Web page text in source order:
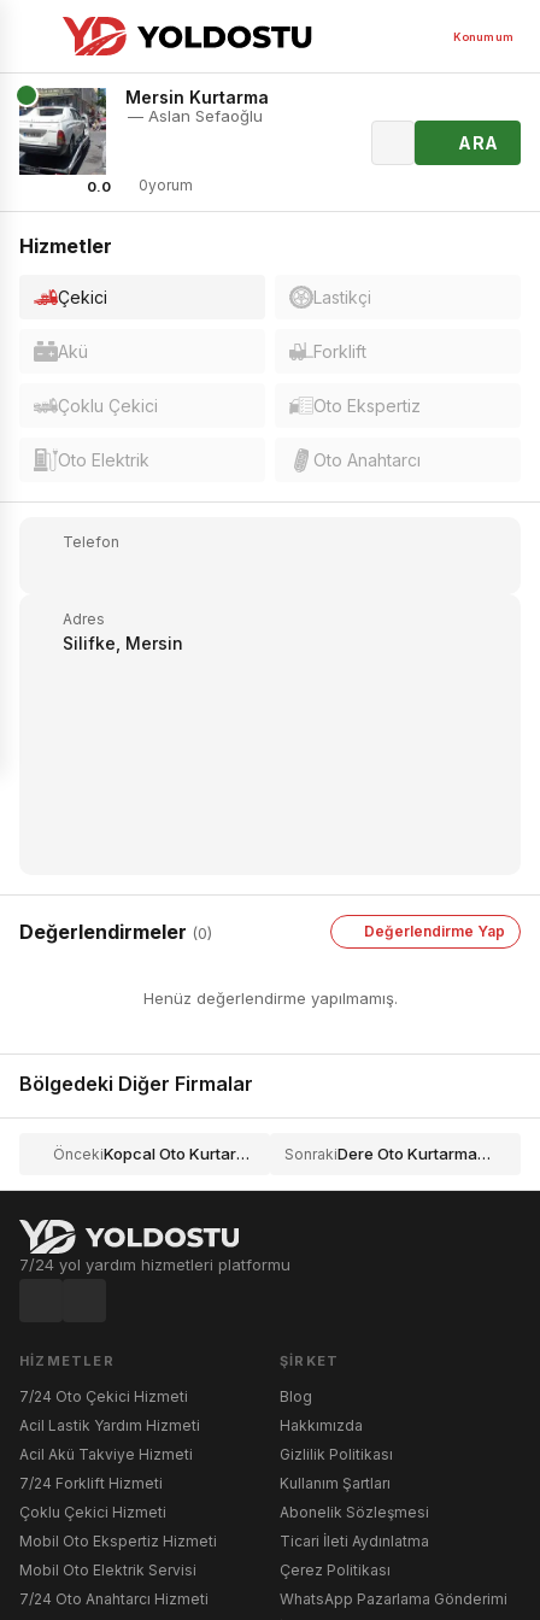
Konumum
0.0
Mersin Kurtarma
— Aslan Sefaoğlu
0yorum
ARA
Hizmetler
Çekici Lastikçi
Akü Forklift
Çoklu Çekici Oto Ekspertiz
Oto Elektrik Oto Anahtarcı
Telefon
Adres
Silifke, Mersin
Değerlendirmeler (0) Değerlendirme Yap
Henüz değerlendirme yapılmamış.
Bölgedeki Diğer Firmalar
Önceki Kopcal Oto Kurtarma Sonraki Dere Oto Kurtarma Ve Yol Yardım
7/24 yol yardım hizmetleri platformu
HIZMETLER
7/24 Oto Çekici Hizmeti
Acil Lastik Yardım Hizmeti
Acil Akü Takviye Hizmeti
7/24 Forklift Hizmeti
Çoklu Çekici Hizmeti
Mobil Oto Ekspertiz Hizmeti
Mobil Oto Elektrik Servisi
7/24 Oto Anahtarcı Hizmeti
ŞIRKET
Blog
Hakkımızda
Gizlilik Politikası
Kullanım Şartları
Abonelik Sözleşmesi
Ticari İleti Aydınlatma
Çerez Politikası
WhatsApp Pazarlama Gönderimi